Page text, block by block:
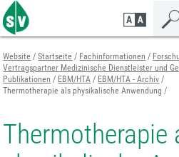
Zum
Seiteninhalt
springen
Zur
Navigation
springen
Zur
Mobilen
Navigation
springen
Website Startseite Fachinformationen
Vertragspartner Medizinische Dienstleister und
Publikationen
EBM/HTA
EBM/HTA - Archiv
Thermotherapie als physikalische Anwendung
Thermotherapie